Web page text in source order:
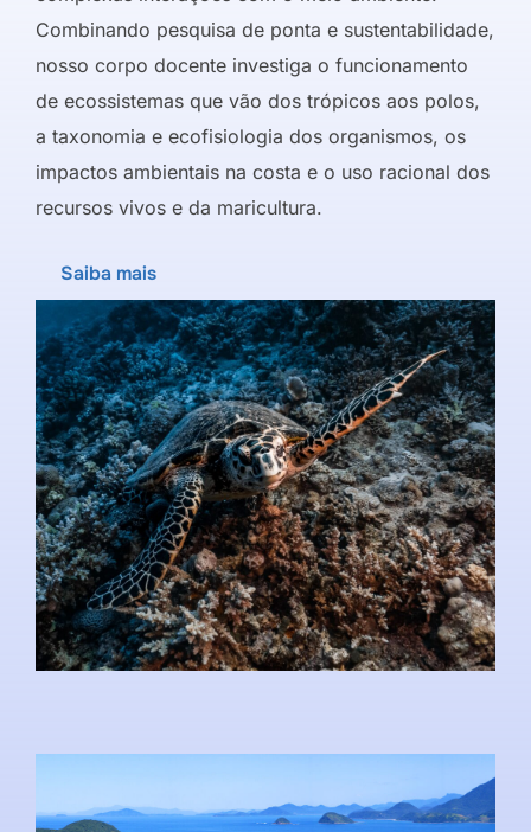
Combinando pesquisa de ponta e sustentabilidade,
nosso corpo docente investiga o funcionamento
de ecossistemas que vão dos trópicos aos polos,
a taxonomia e ecofisiologia dos organismos, os
impactos ambientais na costa e o uso racional dos
recursos vivos e da maricultura.
Saiba mais